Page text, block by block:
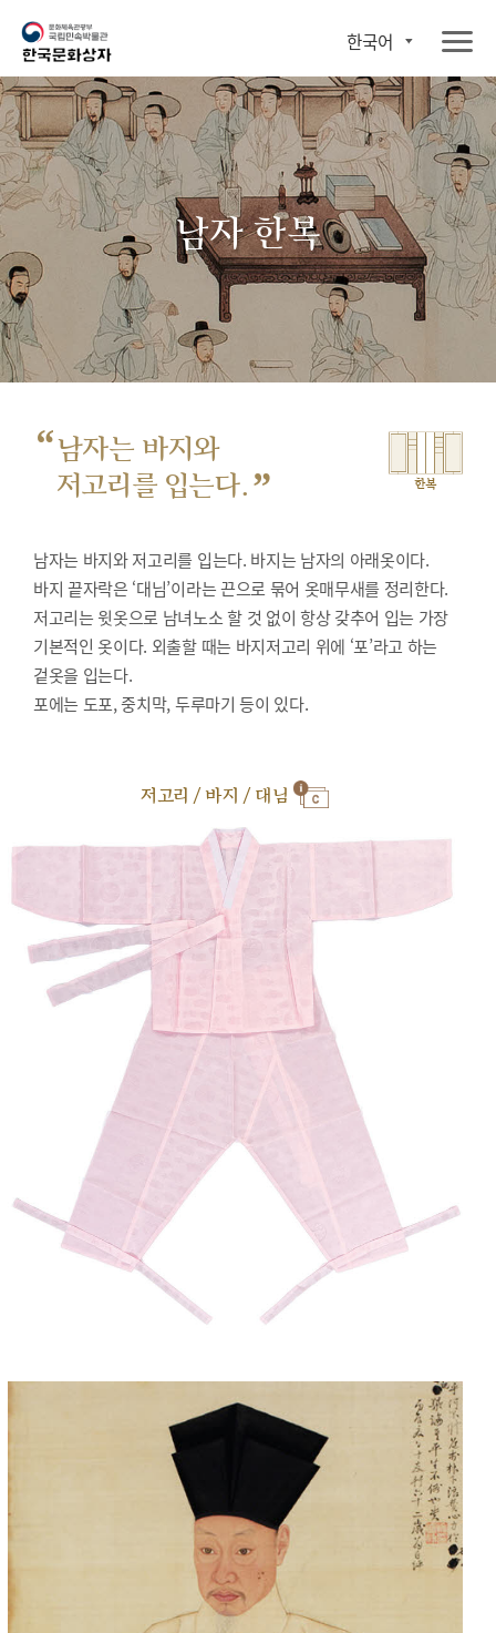
한국어
남자 한복
“남자는 바지와
저고리를 입는다. ” 한복
남자는 바지와 저고리를 입는다. 바지는 남자의 아래옷이다.
바지 끝자락은 ‘대님’이라는 끈으로 묶어 옷매무새를 정리한다.
저고리는 윗옷으로 남녀노소 할 것 없이 항상 갖추어 입는 가장
기본적인 옷이다. 외출할 때는 바지저고리 위에 ‘포’라고 하는
겉옷을 입는다.
포에는 도포, 중치막, 두루마기 등이 있다.
저고리 / 바지 / 대님